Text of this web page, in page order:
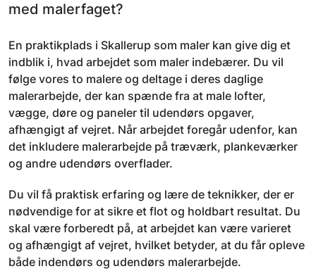
med malerfaget?
En praktikplads i Skallerup som maler kan give dig et
indblik i, hvad arbejdet som maler indebærer. Du vil
følge vores to malere og deltage i deres daglige
malerarbejde, der kan spænde fra at male lofter,
vægge, døre og paneler til udendørs opgaver,
afhængigt af vejret. Når arbejdet foregår udenfor, kan
det inkludere malerarbejde på træværk, plankeværker
og andre udendørs overflader.
Du vil få praktisk erfaring og lære de teknikker, der er
nødvendige for at sikre et flot og holdbart resultat. Du
skal være forberedt på, at arbejdet kan være varieret
og afhængigt af vejret, hvilket betyder, at du får opleve
både indendørs og udendørs malerarbejde.